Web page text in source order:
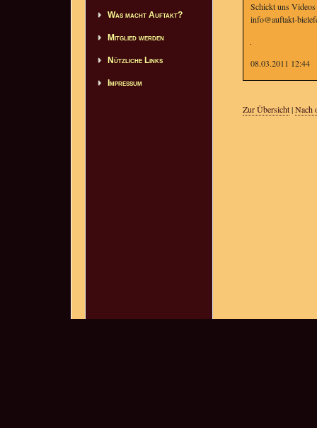
Schickt uns
info@auftakt-
08.03.2011 12:44
Zur Übersicht|Nach
Was macht Auftakt?
Mitglied werden
Nützliche Links
Impressum